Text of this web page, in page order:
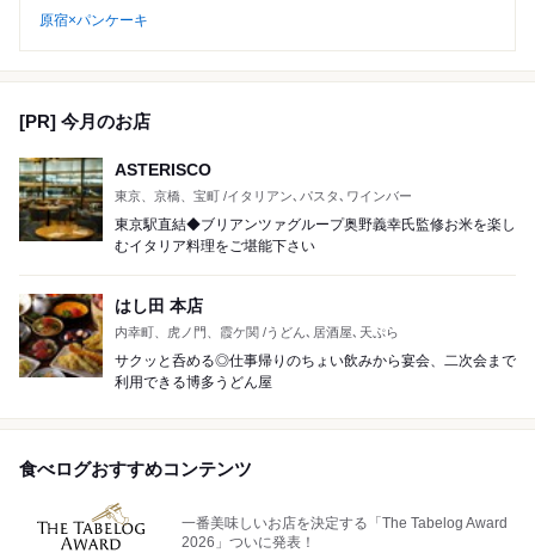
原宿×パンケーキ
[PR] 今月のお店
ASTERISCO
東京、京橋、宝町 /イタリアン､パスタ､ワインバー
東京駅直結◆ブリアンツァグループ奥野義幸氏監修お米を楽し
むイタリア料理をご堪能下さい
はし田 本店
内幸町、虎ノ門、霞ケ関 /うどん､居酒屋､天ぷら
サクッと呑める◎仕事帰りのちょい飲みから宴会、二次会まで
利用できる博多うどん屋
食べログおすすめコンテンツ
一番美味しいお店を決定する「The Tabelog Award
2026」ついに発表！